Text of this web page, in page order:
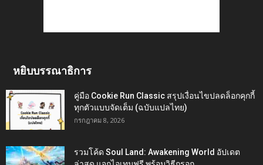
หยิบบรรณาธิการ
คู่มือ Cookie Run Classic สรุปเงื่อนไขปลดล็อกคุกกี้
ทุกตัวแบบจัดเต็ม (ฉบับแปลไทย)
กรกฎาคม 8, 2026
รวมโค้ด Soul Land: Awakening World อัปเดต